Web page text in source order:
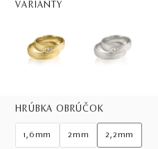
VARIANTY
HRÚBKA OBRÚČOK
1,6mm 2mm 2,2mm